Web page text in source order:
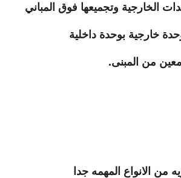
الخارجية وتجميعها فوق المباني
خارجية بوحدة داخلية
من المبنى.
من الانواع المهمه جدا